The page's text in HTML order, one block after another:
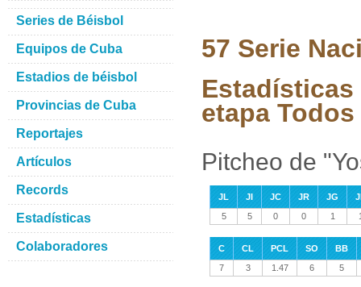
57 Serie
Estadísticas
etapa
Pitcheo de
JL JI JC JR JG
5
5 0 0 1
C CL PCL SO
BB
7
3 1.47 6 5
Series de Béisbol
Equipos de Cuba
Estadios de béisbol
Provincias de Cuba
Reportajes
Artículos
Records
Estadísticas
Colaboradores